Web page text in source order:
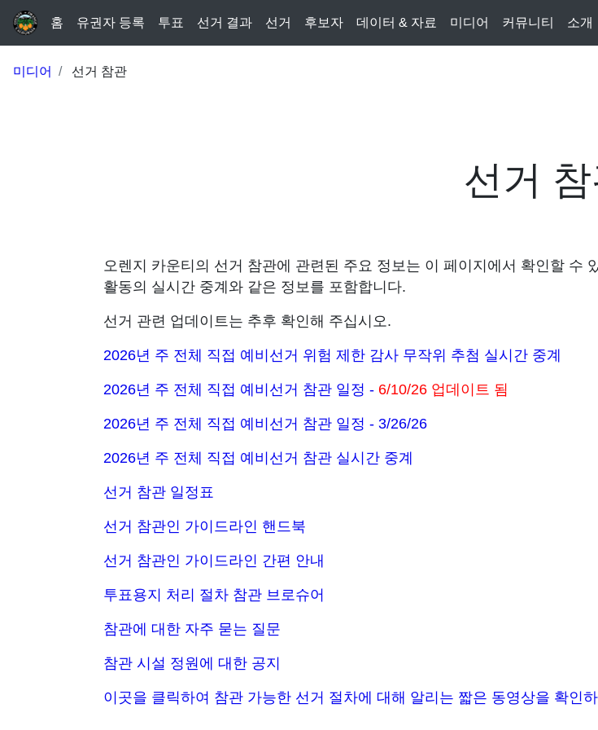
홈 유권자 등록 투표 선거 결과 선거 후보자 데이터 & 자료 미디어 커뮤니티 소개
미디어 선거 참관
선거
오렌지 카운티의 선거 참관에 관련된 주요 정보는 이 페이지에서 확인할 수
활동의 실시간 중계와 같은 정보를 포함합니다.
선거 관련 업데이트는 추후 확인해 주십시오.
2026년 주 전체 직접 예비선거 위험 제한 감사 무작위 추첨 실시간 중계
2026년 주 전체 직접 예비선거 참관 일정 - 6/10/26 업데이트 됨
2026년 주 전체 직접 예비선거 참관 일정 - 3/26/26
2026년 주 전체 직접 예비선거 참관 실시간 중계
선거 참관 일정표
선거 참관인 가이드라인 핸드북
선거 참관인 가이드라인 간편 안내
투표용지 처리 절차 참관 브로슈어
참관에 대한 자주 묻는 질문
참관 시설 정원에 대한 공지
이곳을 클릭하여 참관 가능한 선거 절차에 대해 알리는 짧은 동영상을 확인